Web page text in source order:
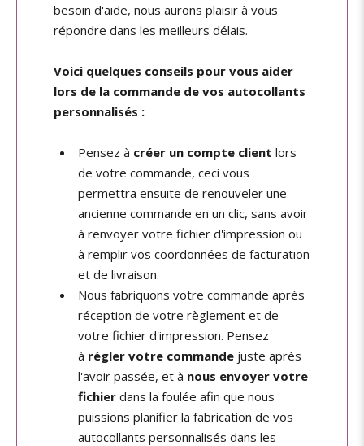
besoin d'aide, nous aurons plaisir à vous
répondre dans les meilleurs délais.
Voici quelques conseils pour vous aider
lors de la commande de vos autocollants
personnalisés :
Pensez à créer un compte client lors
de votre commande, ceci vous
permettra ensuite de renouveler une
ancienne commande en un clic, sans avoir
à renvoyer votre fichier d'impression ou
à remplir vos coordonnées de facturation
et de livraison.
Nous fabriquons votre commande après
réception de votre règlement et de
votre fichier d'impression. Pensez
à régler votre commande juste après
l'avoir passée, et à nous envoyer votre
fichier dans la foulée afin que nous
puissions planifier la fabrication de vos
autocollants personnalisés dans les